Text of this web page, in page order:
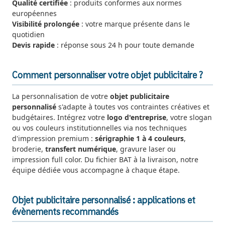
Qualité certifiée : produits conformes aux normes
européennes
Visibilité prolongée : votre marque présente dans le
quotidien
Devis rapide : réponse sous 24 h pour toute demande
Comment personnaliser votre objet publicitaire ?
La personnalisation de votre objet publicitaire
personnalisé s'adapte à toutes vos contraintes créatives et
budgétaires. Intégrez votre logo d'entreprise, votre slogan
ou vos couleurs institutionnelles via nos techniques
d'impression premium : sérigraphie 1 à 4 couleurs,
broderie, transfert numérique, gravure laser ou
impression full color. Du fichier BAT à la livraison, notre
équipe dédiée vous accompagne à chaque étape.
Objet publicitaire personnalisé : applications et
évènements recommandés